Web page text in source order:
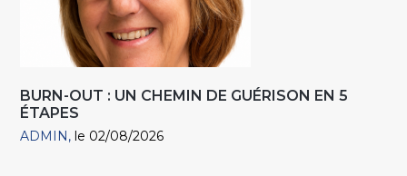
BURN-OUT : UN CHEMIN DE GUÉRISON EN 5
ÉTAPES
ADMIN le 02/08/2026